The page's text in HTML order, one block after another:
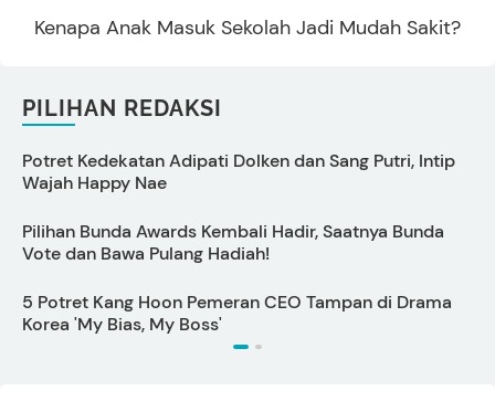
Kenapa Anak Masuk Sekolah Jadi Mudah Sakit?
PILIHAN REDAKSI
Potret Kedekatan Adipati Dolken dan Sang Putri, Intip
Wajah Happy Nae
Pilihan Bunda Awards Kembali Hadir, Saatnya Bunda
Vote dan Bawa Pulang Hadiah!
5 Potret Kang Hoon Pemeran CEO Tampan di Drama
Korea 'My Bias, My Boss'